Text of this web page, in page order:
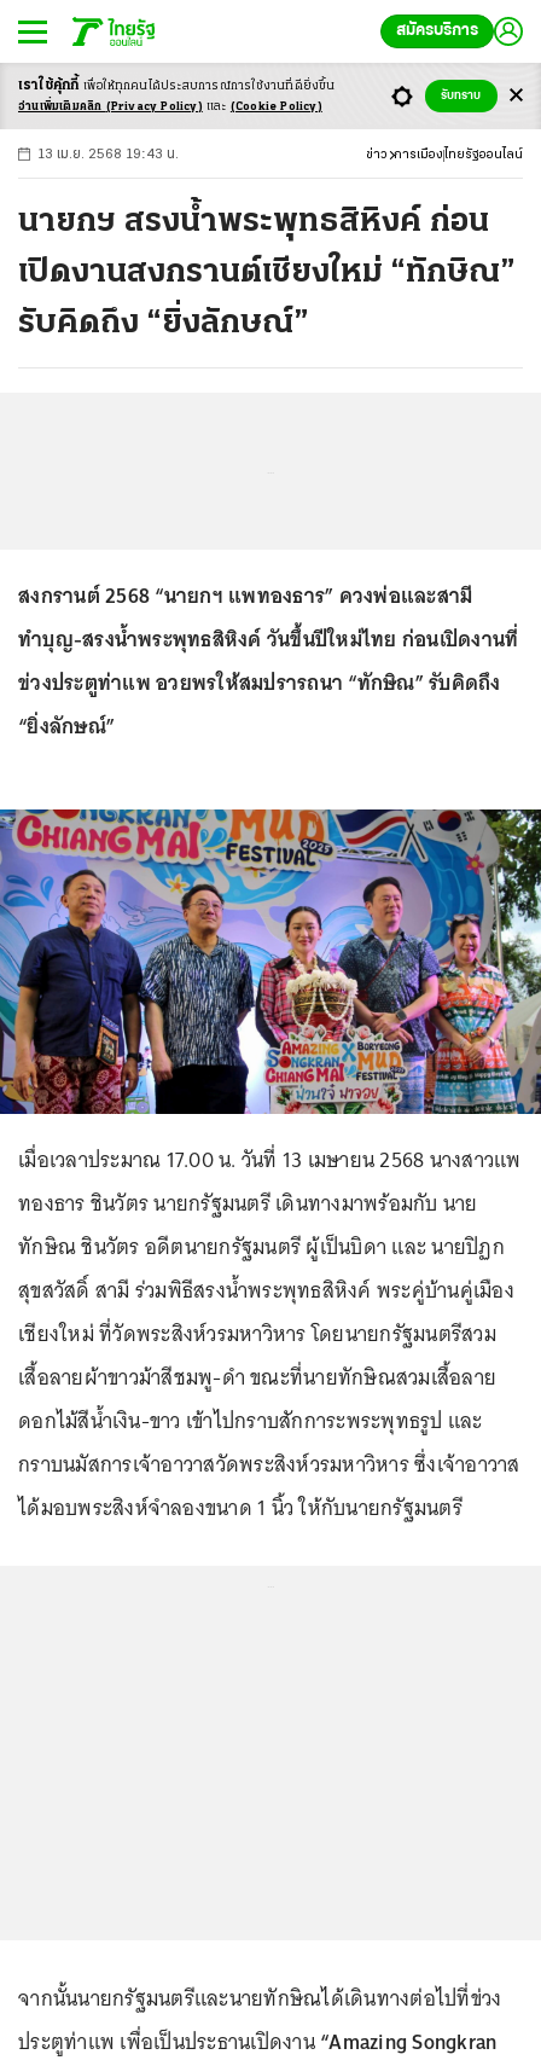
สมัครบริการ
-ก ก ก+
13 เม.ย. 2568 19:43 น. ข่าว การเมือง ไทยรัฐออนไลน์
นายกฯ สรงน้ำพระพุทธสิหิงค์ ก่อน
เปิดงานสงกรานต์เชียงใหม่ “ทักษิณ”
รับคิดถึง “ยิ่งลักษณ์”
สงกรานต์ 2568 “นายกฯ แพทองธาร” ควงพ่อและสามี
ทำบุญ-สรงน้ำพระพุทธสิหิงค์ วันขึ้นปีใหม่ไทย ก่อนเปิดงานที่
ข่วงประตูท่าแพ อวยพรให้สมปรารถนา “ทักษิณ” รับคิดถึง
“ยิ่งลักษณ์”
เมื่อเวลาประมาณ 17.00 น. วันที่ 13 เมษายน 2568 นางสาวแพ
ทองธาร ชินวัตร นายกรัฐมนตรี เดินทางมาพร้อมกับ นาย
ทักษิณ ชินวัตร อดีตนายกรัฐมนตรี ผู้เป็นบิดา และ นายปิฏก
สุขสวัสดิ์ สามี ร่วมพิธีสรงน้ำพระพุทธสิหิงค์ พระคู่บ้านคู่เมือง
เชียงใหม่ ที่วัดพระสิงห์วรมหาวิหาร โดยนายกรัฐมนตรีสวม
เสื้อลายผ้าขาวม้าสีชมพู-ดำ ขณะที่นายทักษิณสวมเสื้อลาย
ดอกไม้สีน้ำเงิน-ขาว เข้าไปกราบสักการะพระพุทธรูป และ
กราบนมัสการเจ้าอาวาสวัดพระสิงห์วรมหาวิหาร ซึ่งเจ้าอาวาส
ได้มอบพระสิงห์จำลองขนาด 1 นิ้ว ให้กับนายกรัฐมนตรี
จากนั้นนายกรัฐมนตรีและนายทักษิณได้เดินทางต่อไปที่ข่วง
ประตูท่าแพ เพื่อเป็นประธานเปิดงาน“Amazing Songkran
เราใช้คุ้กกี้ เพื่อให้ทุกคนได้ประสบการณ์การใช้งานที่ดียิ่งขึ้น
อ่านเพิ่มเติมคลิก (Privacy Policy) และ (Cookie Policy)
รับทราบ